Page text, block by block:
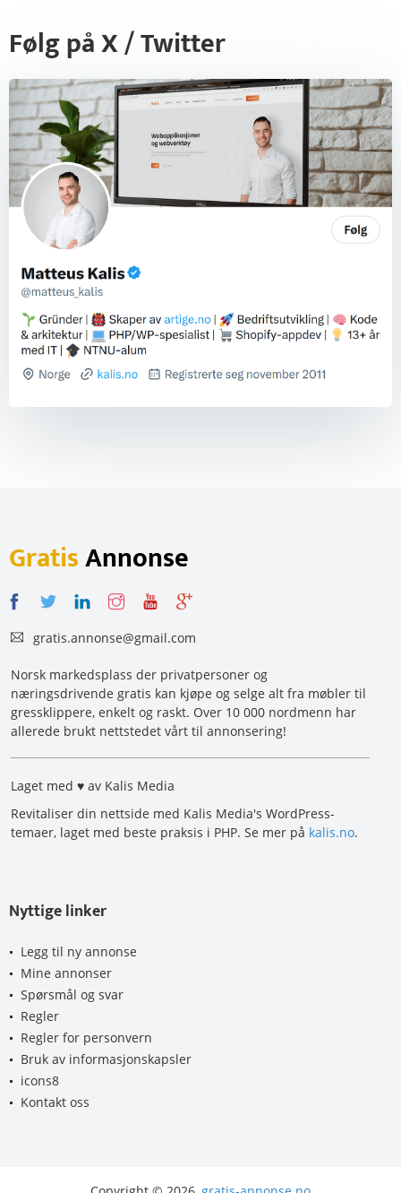
Følg på X / Twitter
GratisAnnonse
gratis.annonse@gmail.com
Norsk markedsplass der privatpersoner og
næringsdrivende gratis kan kjøpe og selge alt fra møbler til
gressklippere, enkelt og raskt. Over 10 000 nordmenn har
allerede brukt nettstedet vårt til annonsering!
Laget med ♥ av Kalis Media
Revitaliser din nettside med Kalis Media's WordPress-
temaer, laget med beste praksis i PHP. Se mer på kalis.no.
Nyttige linker
Legg til ny annonse
Mine annonser
Spørsmål og svar
Regler
Regler for personvern
Bruk av informasjonskapsler
icons8
Kontakt oss